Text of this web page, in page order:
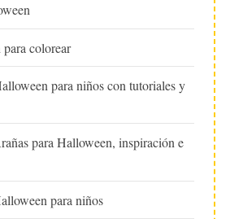
colorear
para niños con tutoriales y
para Halloween, inspiración e
para niños